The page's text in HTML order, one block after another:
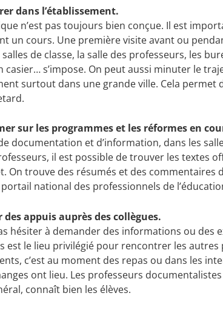
dans l’établissement.
n’est pas toujours bien conçue. Il est
un cours. Une première visite avant ou
de classe, la salle des professeurs, les
casier… s’impose. On peut aussi minuter le
surtout dans une grande ville. Cela
sur les programmes et les réformes en
documentation et d’information, dans les
il est possible de trouver les textes
On trouve des résumés et des commentaires
portail national des professionnels de
des appuis auprès des collègues.
hésiter à demander des informations ou des
est le lieu privilégié pour rencontrer les
c’est au moment des repas ou dans les
ont lieu. Les professeurs
connaît bien les élèves.